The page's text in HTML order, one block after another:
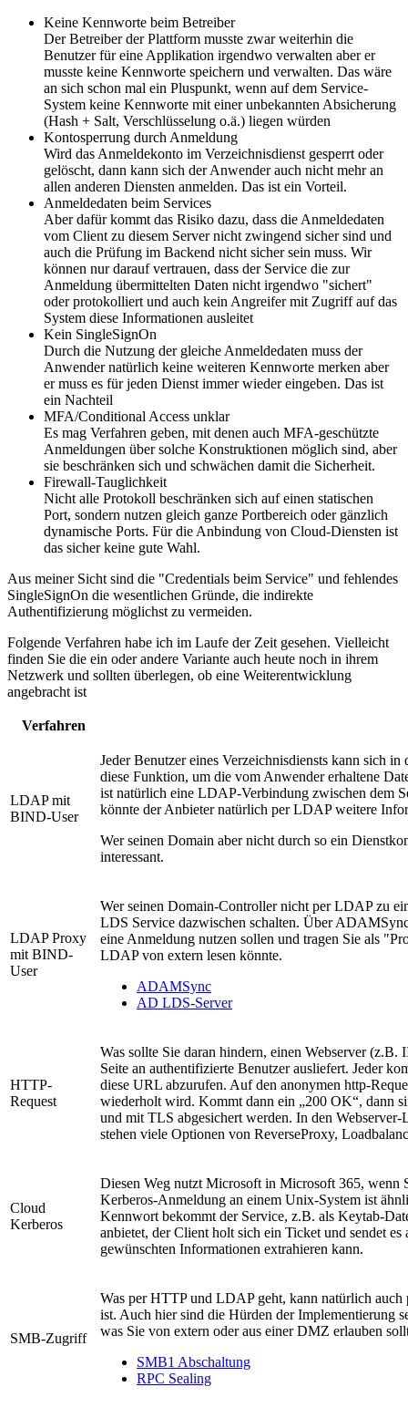
Keine Kennworte beim Betreiber
Der Betreiber der Plattform musste zwar weiterhin die
Benutzer für eine Applikation irgendwo verwalten aber er
musste keine Kennworte speichern und verwalten. Das wäre
an sich schon mal ein Pluspunkt, wenn auf dem Service-
System keine Kennworte mit einer unbekannten Absicherung
(Hash + Salt, Verschlüsselung o.ä.) liegen würden
Kontosperrung durch Anmeldung
Wird das Anmeldekonto im Verzeichnisdienst gesperrt oder
gelöscht, dann kann sich der Anwender auch nicht mehr an
allen anderen Diensten anmelden. Das ist ein Vorteil.
Anmeldedaten beim Services
Aber dafür kommt das Risiko dazu, dass die Anmeldedaten
vom Client zu diesem Server nicht zwingend sicher sind und
auch die Prüfung im Backend nicht sicher sein muss. Wir
können nur darauf vertrauen, dass der Service die zur
Anmeldung übermittelten Daten nicht irgendwo "sichert"
oder protokolliert und auch kein Angreifer mit Zugriff auf das
System diese Informationen ausleitet
Kein SingleSignOn
Durch die Nutzung der gleiche Anmeldedaten muss der
Anwender natürlich keine weiteren Kennworte merken aber
er muss es für jeden Dienst immer wieder eingeben. Das ist
ein Nachteil
MFA/Conditional Access unklar
Es mag Verfahren geben, mit denen auch MFA-geschützte
Anmeldungen über solche Konstruktionen möglich sind, aber
sie beschränken sich und schwächen damit die Sicherheit.
Firewall-Tauglichkeit
Nicht alle Protokoll beschränken sich auf einen statischen
Port, sondern nutzen gleich ganze Portbereich oder gänzlich
dynamische Ports. Für die Anbindung von Cloud-Diensten ist
das sicher keine gute Wahl.
Aus meiner Sicht sind die "Credentials beim Service" und fehlendes
SingleSignOn die wesentlichen Gründe, die indirekte
Authentifizierung möglichst zu vermeiden.
Folgende Verfahren habe ich im Laufe der Zeit gesehen. Vielleicht
finden Sie die ein oder andere Variante auch heute noch in ihrem
Netzwerk und sollten überlegen, ob eine Weiterentwicklung
angebracht ist
Verfahren
LDAP mit
BIND-User
Jeder Benutzer eines Verzeichnisdiensts kann sich
diese Funktion, um die vom Anwender erhaltene
ist natürlich eine LDAP-Verbindung zwischen dem
könnte der Anbieter natürlich per LDAP weitere
Wer seinen Domain aber nicht durch so ein
interessant.
LDAP Proxy
mit BIND-
User
Wer seinen Domain-Controller nicht per LDAP zu
LDS Service dazwischen schalten. Über
eine Anmeldung nutzen sollen und tragen Sie als
LDAP von extern lesen könnte.
ADAMSync
AD LDS-Server
HTTP-
Request
Was sollte Sie daran hindern, einen Webserver
Seite an authentifizierte Benutzer ausliefert. Jeder
diese URL abzurufen. Auf den anonymen http-
wiederholt wird. Kommt dann ein „200 OK“, dann
und mit TLS abgesichert werden. In den
stehen viele Optionen von ReverseProxy,
Cloud
Kerberos
Diesen Weg nutzt Microsoft in Microsoft 365, wenn
Kerberos-Anmeldung an einem Unix-System ist
Kennwort bekommt der Service, z.B. als Keytab-
anbietet, der Client holt sich ein Ticket und sendet
gewünschten Informationen extrahieren kann.
SMB-Zugriff
Was per HTTP und LDAP geht, kann natürlich
ist. Auch hier sind die Hürden der Implementierung
was Sie von extern oder aus einer DMZ erlauben
SMB1 Abschaltung
RPC Sealing